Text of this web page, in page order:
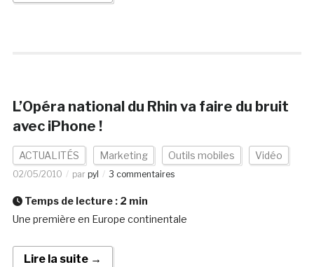
L’Opéra national du Rhin va faire du bruit
avec iPhone !
ACTUALITÉS Marketing Outils mobiles Vidéo
02/05/2010 par pyl 3 commentaires
Temps de lecture : 2 min
Une première en Europe continentale
Lire la suite →